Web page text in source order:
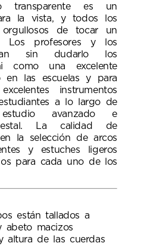
transparente es un
la vista, y todos los
orgullosos de tocar un
Los profesores y los
sin dudarlo los
como una excelente
las escuelas y para
instrumentos
a lo largo de
avanzado e
La calidad de
la selección de arcos
y estuches ligeros
para cada uno de los
están tallados a
abeto macizos
altura de las cuerdas